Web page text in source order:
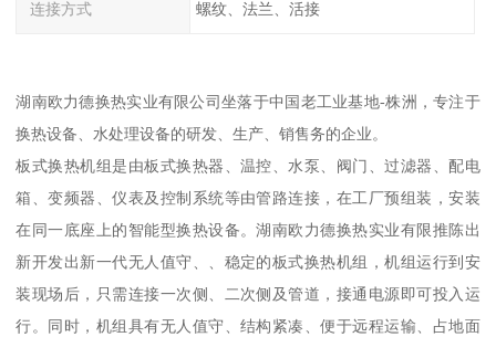
连接方式 螺纹、法兰、活接
湖南欧力德换热实业有限公司坐落于中国老工业基地-株洲，专注于
换热设备、水处理设备的研发、生产、销售务的企业。
板式换热机组是由板式换热器、温控、水泵、阀门、过滤器、配电
箱、变频器、仪表及控制系统等由管路连接，在工厂预组装，安装
在同一底座上的智能型换热设备。湖南欧力德换热实业有限推陈出
新开发出新一代无人值守、、稳定的板式换热机组，机组运行到安
装现场后，只需连接一次侧、二次侧及管道，接通电源即可投入运
行。同时，机组具有无人值守、结构紧凑、便于远程运输、占地面